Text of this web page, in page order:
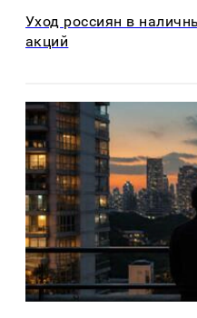
Уход россиян в
акций